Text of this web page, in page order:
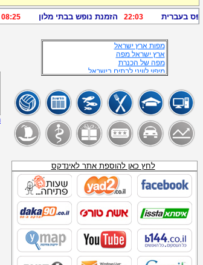
NPU SPH ZVC
מפת ישובים בישראל
מפת א"י
מפות ארץ ישראל
ארץ ישראל מפה
מפה של הכנרת
מיפוי לוויני לבתים בישראל
מפת ישראל והעולם
חיפוש מפה וכתובת
מפות בישראל איתור כתובת
מפה א"י
מפת ערים ארץ ישראל
מפה ישראל
מפת תל אביב
דפי זהב איתור כתובת
מפת ארץ-ישראל
נענע מפות
אתר מפות ארץ ישראל
מפות ישראל
מיפוי ערים
טלמניע
פז_נפט_להסקה
נע נע
_SITE:WWW.SEARCHIK.CO.IL_נפט__להסקה
מכשיר תידלוק
דור אנרגיה נפט לחימום ביתי
סדש_דלק_להסקה
תחנות דלק של חברת "דלק"
לחץ כאן להוספת אתר לאינדקס